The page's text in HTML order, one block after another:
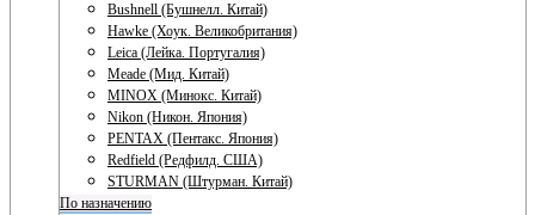
Bushnell (Бушнелл. Китай)
Hawke (Хоук. Великобритания)
Leica (Лейка. Португалия)
Meade (Мид. Китай)
MINOX (Минокс. Китай)
Nikon (Никон. Япония)
PENTAX (Пентакс. Япония)
Redfield (Редфилд. США)
STURMAN (Штурман. Китай)
По назначению